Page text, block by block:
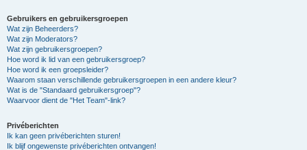
Gebruikers en gebruikersgroepen
Wat zijn Beheerders?
Wat zijn Moderators?
Wat zijn gebruikersgroepen?
Hoe word ik lid van een gebruikersgroep?
Hoe word ik een groepsleider?
Waarom staan verschillende gebruikersgroepen in een andere kleur?
Wat is de "Standaard gebruikersgroep"?
Waarvoor dient de "Het Team"-link?
Privéberichten
Ik kan geen privéberichten sturen!
Ik blijf ongewenste privéberichten ontvangen!